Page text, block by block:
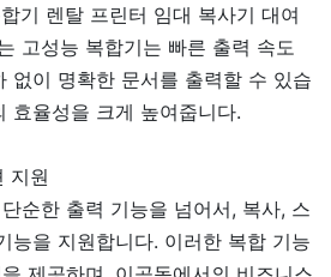
기 렌탈 프린터 임대 복사기 대여
고성능 복합기는 빠른 출력 속도
없이 명확한 문서를 출력할 수 있습
효율성을 크게 높여줍니다.
지원
순한 출력 기능을 넘어서, 복사, 스
능을 지원합니다. 이러한 복합 기능